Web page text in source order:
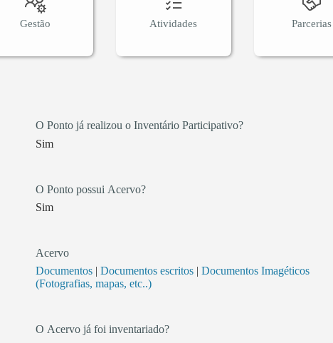
O Ponto já realizou o Inventário Participativo?
Sim
O Ponto possui Acervo?
Sim
Acervo
Documentos| Documentos escritos| Documentos Imagéticos
(Fotografias, mapas, etc..)
O Acervo já foi inventariado?
Gestão Atividades Parcerias